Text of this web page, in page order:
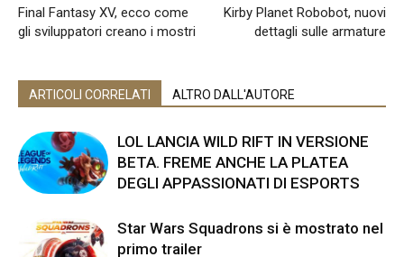
Final Fantasy XV, ecco come
gli sviluppatori creano i mostri
Kirby Planet Robobot, nuovi
dettagli sulle armature
ARTICOLI CORRELATI ALTRO DALL'AUTORE
LOL LANCIA WILD RIFT IN VERSIONE
BETA. FREME ANCHE LA PLATEA
DEGLI APPASSIONATI DI ESPORTS
Star Wars Squadrons si è mostrato nel
primo trailer